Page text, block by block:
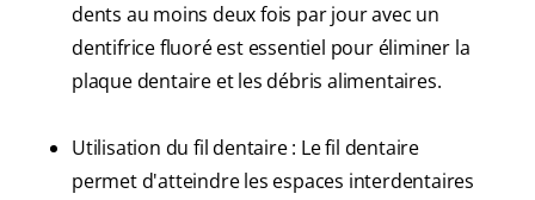
dents au moins deux fois par jour avec un
dentifrice fluoré est essentiel pour éliminer la
plaque dentaire et les débris alimentaires.
Utilisation du fil dentaire : Le fil dentaire
permet d'atteindre les espaces interdentaires